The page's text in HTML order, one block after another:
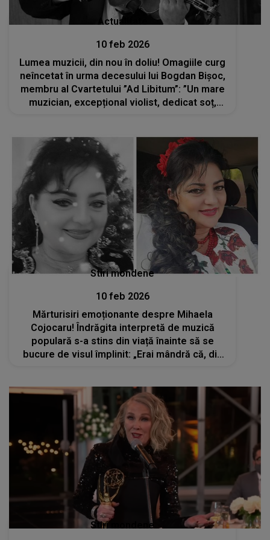
Actualitate
10 feb 2026
Lumea muzicii, din nou în doliu! Omagiile curg
neîncetat în urma decesului lui Bogdan Bișoc,
membru al Cvartetului ”Ad Libitum”: ”Un mare
muzician, excepțional violist, dedicat soț,
Stiri mondene
10 feb 2026
Mărturisiri emoționante despre Mihaela
Cojocaru! Îndrăgita interpretă de muzică
populară s-a stins din viață înainte să se
bucure de visul împlinit: „Erai mândră că, din
Stiri mondene